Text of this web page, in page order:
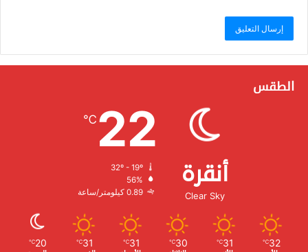
الطقس
أنقرة
Clear Sky
22
℃
الرطوبة:
الرياح:
32
℃
31
℃
30
℃
31
℃
31
℃
20
℃